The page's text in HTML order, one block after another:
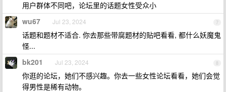
用户群体不同吧，论坛里的话题女性受众小
7
wu67 Jul 23, 2024
话题和题材不适合. 你去那些带腐题材的贴吧看看, 都什么妖魔鬼
怪...
8
bk201 Jul 23, 2024
你逛的论坛，她们不感兴趣。你去一些女性论坛看看，她们会觉
得男性是稀有动物。